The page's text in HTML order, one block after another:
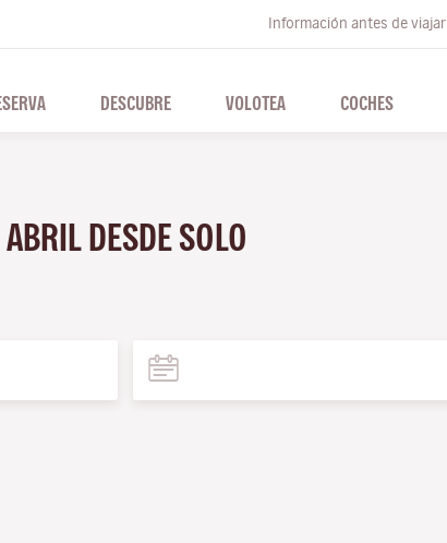
Información antes de viajar
DESCUBRE VOLOTEA COCHES
DESDE SOLO